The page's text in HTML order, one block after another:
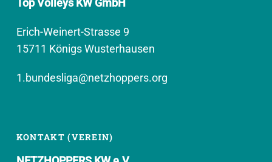
Top Volleys KW GmbH
Erich-Weinert-Strasse 9
15711 Königs Wusterhausen
1.bundesliga@netzhoppers.org
KONTAKT (VEREIN)